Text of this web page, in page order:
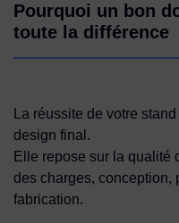
Pourquoi un bon
toute la différence
La réussite de votre
design final.
Elle repose sur la qualité
des charges, conception,
fabrication.